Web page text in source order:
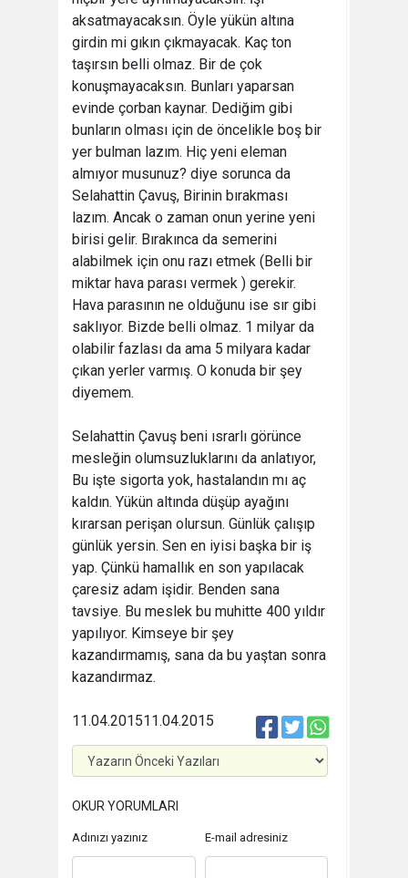
aksatmayacaksın. Öyle yükün altına
girdin mi gıkın çıkmayacak. Kaç ton
taşırsın belli olmaz. Bir de çok
konuşmayacaksın. Bunları yaparsan
evinde çorban kaynar. Dediğim gibi
bunların olması için de öncelikle boş bir
yer bulman lazım. Hiç yeni eleman
almıyor musunuz? diye sorunca da
Selahattin Çavuş, Birinin bırakması
lazım. Ancak o zaman onun yerine yeni
birisi gelir. Bırakınca da semerini
alabilmek için onu razı etmek (Belli bir
miktar hava parası vermek ) gerekir.
Hava parasının ne olduğunu ise sır gibi
saklıyor. Bizde belli olmaz. 1 milyar da
olabilir fazlası da ama 5 milyara kadar
çıkan yerler varmış. O konuda bir şey
diyemem.
Selahattin Çavuş beni ısrarlı görünce
mesleğin olumsuzluklarını da anlatıyor,
Bu işte sigorta yok, hastalandın mı aç
kaldın. Yükün altında düşüp ayağını
kırarsan perişan olursun. Günlük çalışıp
günlük yersin. Sen en iyisi başka bir iş
yap. Çünkü hamallık en son yapılacak
çaresiz adam işidir. Benden sana
tavsiye. Bu meslek bu muhitte 400 yıldır
yapılıyor. Kimseye bir şey
kazandırmamış, sana da bu yaştan sonra
kazandırmaz.
11.04.2015
11.04.2015
OKUR YORUMLARI
Adınızı yazınız E-mail adresiniz